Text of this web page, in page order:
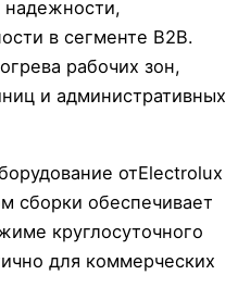
в сегменте B2B.
рабочих зон,
и административных
отElectrolux
сборки обеспечивает
круглосуточного
для коммерческих